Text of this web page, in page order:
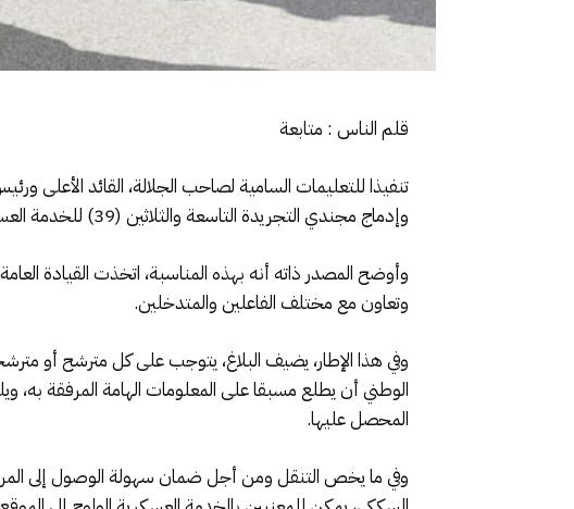
قلم الناس : متابعة
تنفيذا للتعليمات السامية لصاحب الجلالة، القائد الأعلى
وإدماج مجندي التجريدة التاسعة والثلاثين (39) للخدمة العسكرية، وذلك ابتداء من 2 شتنبر 2024، حسب ما أفاد به بلاغ للقيادة العامة للقوات المسلحة الملكية.
وأوضح المصدر ذاته أنه بهذه المناسبة، اتخذت القيادة
وتعاون مع مختلف الفاعلين والمتدخلين.
وفي هذا الإطار، يضيف البلاغ، يتوجب على كل مترشح أو
الوطني أن يطلع مسبقا على المعلومات الهامة المرفقة به،
المحصل عليها.
وفي ما يخص التنقل ومن أجل ضمان سهولة الوصول إلى